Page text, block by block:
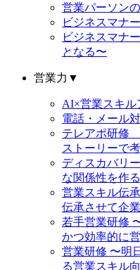
営業パーソン
ビジネスマナ
ビジネスマナ
となる〜
営業力 ▼
AI×営業スキル
電話・メール
テレアポ研修
ストーリーで
ディスカバリ
な関係性を作
営業スキル伝
伝承させて企
若手営業研修
かつ効率的に
営業研修 〜明
る営業スキル